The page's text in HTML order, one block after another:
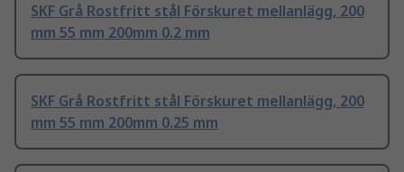
SKF Grå Rostfritt stål Förskuret mellanlägg, 200
mm 55 mm 200mm 0.2 mm
SKF Grå Rostfritt stål Förskuret mellanlägg, 200
mm 55 mm 200mm 0.25 mm